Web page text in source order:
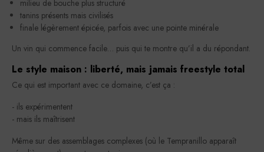
milieu de bouche plus structuré
tanins présents mais civilisés
finale légèrement épicée, parfois avec une pointe minérale
Un vin qui commence facile… puis qui te montre qu’il a du répondant.
Le style maison : liberté, mais jamais freestyle total
Ce qui est important avec ce domaine, c’est ça :
- ils expérimentent
- mais ils maîtrisent
Même sur des assemblages complexes (où le Tempranillo apparaît